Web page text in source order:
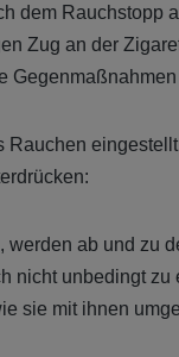
dem Rauchstopp
Zug an der
ab und zu
nicht unbedingt
sie mit ihnen